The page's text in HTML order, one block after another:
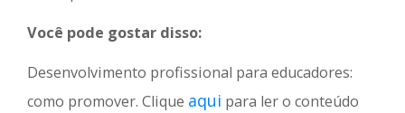
Você pode gostar disso:
Desenvolvimento profissional para educadores:
como promover. Clique aqui para ler o conteúdo